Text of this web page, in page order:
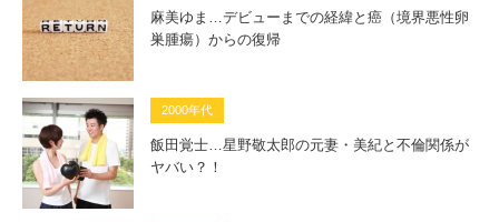
麻美ゆま…デビューまでの経緯と癌（境界悪性卵
巣腫瘍）からの復帰
2000年代
飯田覚士…星野敬太郎の元妻・美紀と不倫関係が
ヤバい？！